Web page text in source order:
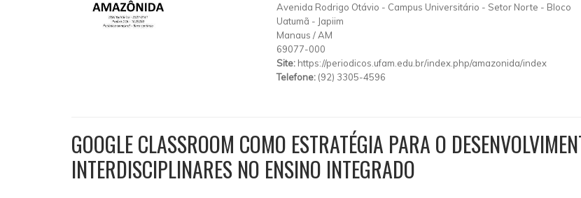
Avenida Rodrigo Otávio - Campus Universitário - Setor Norte - Bloco
Uatumã - Japiim
Manaus /AM
69077-000
Site: https://periodicos.ufam.edu.br/index.php/amazonida/index
Telefone: (92) 3305-4596
GOOGLE CLASSROOM COMO ESTRATÉGIA PARA O
INTERDISCIPLINARES NO ENSINO INTEGRADO